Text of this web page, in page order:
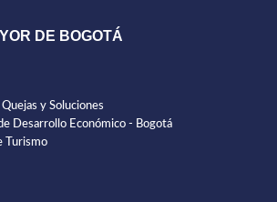
DE BOGOTÁ
y Soluciones
Desarrollo Económico - Bogotá
Turismo